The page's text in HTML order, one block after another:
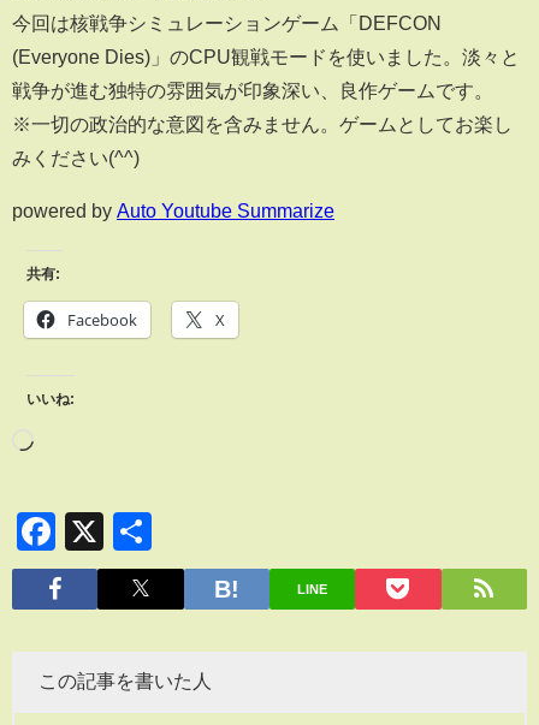
今回は核戦争シミュレーションゲーム「DEFCON
(Everyone Dies)」のCPU観戦モードを使いました。淡々と
戦争が進む独特の雰囲気が印象深い、良作ゲームです。
※一切の政治的な意図を含みません。ゲームとしてお楽し
みください(^^)
powered by Auto Youtube Summarize
共有:
Facebook X
いいね:
Facebook
X
有
LINE
この記事を書いた人